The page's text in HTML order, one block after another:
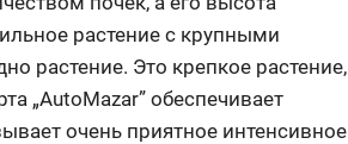
растение с крупными
растение. Это крепкое растение,
„AutoMazar” обеспечивает
очень приятное интенсивное